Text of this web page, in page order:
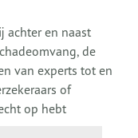
achter en naast
de
van experts tot en
of
op hebt